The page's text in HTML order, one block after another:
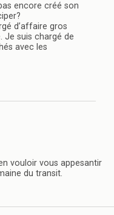
encore créé son
d’affaire gros
Je suis chargé de
avec les
vouloir vous appesantir
du transit.